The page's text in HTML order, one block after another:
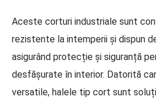
Aceste corturi industriale sunt
rezistente la intemperii și dispun
asigurând protecție și siguranță
desfășurate în interior. Datorită
versatile, halele tip cort sunt